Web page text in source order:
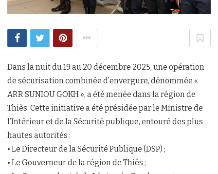
Dans la nuit du 19 au 20 décembre 2025, une opération
de sécurisation combinée d’envergure, dénommée «
ARR SUNIOU GOKH », a été menée dans la région de
Thiès. Cette initiative a été présidée par le Ministre de
l’Intérieur et de la Sécurité publique, entouré des plus
hautes autorités :
• Le Directeur de la Sécurité Publique (DSP) ;
• Le Gouverneur de la région de Thiès ;